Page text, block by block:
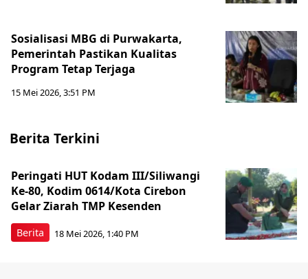
Sosialisasi MBG di Purwakarta,
Pemerintah Pastikan Kualitas
Program Tetap Terjaga
15 Mei 2026, 3:51 PM
Berita Terkini
Berita
Peringati HUT Kodam III/Siliwangi
Ke-80, Kodim 0614/Kota Cirebon
Gelar Ziarah TMP Kesenden
18 Mei 2026, 1:40 PM